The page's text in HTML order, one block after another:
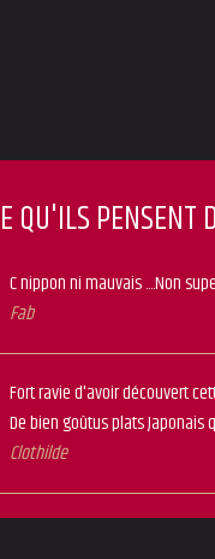
QU'ILS PENSENT
C nippon ni mauvais ....Non
Fab
Fort ravie d'avoir découvert
De bien goûtus plats
Clothilde